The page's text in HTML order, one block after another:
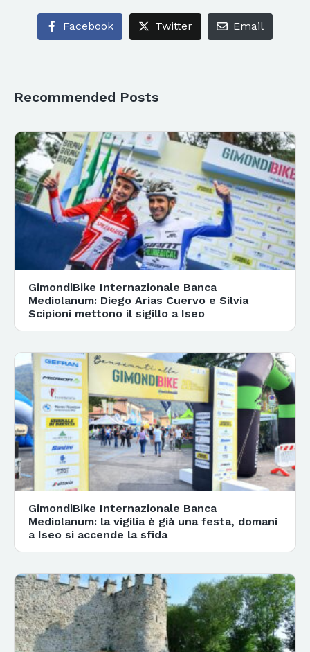
Facebook Twitter Email
Recommended Posts
GimondiBike Internazionale Banca
Mediolanum: Diego Arias Cuervo e Silvia
Scipioni mettono il sigillo a Iseo
GimondiBike Internazionale Banca
Mediolanum: la vigilia è già una festa, domani
a Iseo si accende la sfida